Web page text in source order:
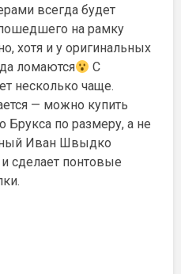
всегда будет
на рамку
хотя и у оригинальных
ломаются
С
несколько чаще.
— можно купить
Брукса по размеру, а не
Иван Швыдко
сделает понтовые